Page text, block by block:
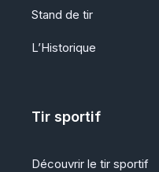
Stand de tir
L’Historique
Tir sportif
Découvrir le tir sportif